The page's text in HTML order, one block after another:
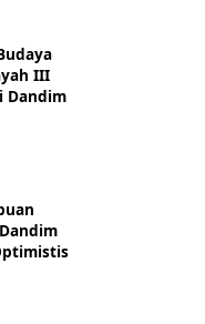
III
Dandim